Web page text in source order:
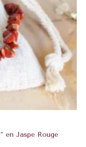
en Jaspe Rouge